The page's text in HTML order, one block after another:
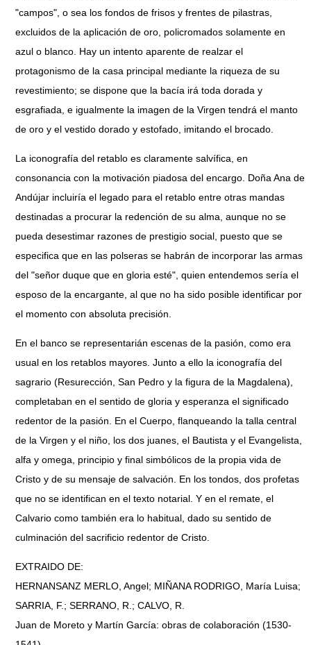
"campos", o sea los fondos de frisos y frentes de pilastras,
excluidos de la aplicación de oro, policromados solamente en
azul o blanco. Hay un intento aparente de realzar el
protagonismo de la casa principal mediante la riqueza de su
revestimiento; se dispone que la bacía irá toda dorada y
esgrafiada, e igualmente la imagen de la Virgen tendrá el manto
de oro y el vestido dorado y estofado, imitando el brocado.
La iconografía del retablo es claramente salvífica, en
consonancia con la motivación piadosa del encargo. Doña Ana de
Andújar incluiría el legado para el retablo entre otras mandas
destinadas a procurar la redención de su alma, aunque no se
pueda desestimar razones de prestigio social, puesto que se
especifica que en las polseras se habrán de incorporar las armas
del "señor duque que en gloria esté", quien entendemos sería el
esposo de la encargante, al que no ha sido posible identificar por
el momento con absoluta precisión.
En el banco se representarián escenas de la pasión, como era
usual en los retablos mayores. Junto a ello la iconografía del
sagrario (Resurección, San Pedro y la figura de la Magdalena),
completaban en el sentido de gloria y esperanza el significado
redentor de la pasión. En el Cuerpo, flanqueando la talla central
de la Virgen y el niño, los dos juanes, el Bautista y el Evangelista,
alfa y omega, principio y final simbólicos de la propia vida de
Cristo y de su mensaje de salvación. En los tondos, dos profetas
que no se identifican en el texto notarial. Y en el remate, el
Calvario como también era lo habitual, dado su sentido de
culminación del sacrificio redentor de Cristo.
EXTRAIDO DE:
HERNANSANZ MERLO, Angel; MIÑANA RODRIGO, María Luisa;
SARRIA, F.; SERRANO, R.; CALVO, R.
Juan de Moreto y Martín García: obras de colaboración (1530-